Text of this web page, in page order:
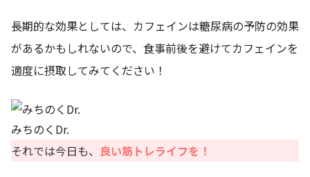
長期的な効果としては、カフェインは糖尿病の予防の効果
があるかもしれないので、食事前後を避けてカフェインを
適度に摂取してみてください！
みちのくDr.
それでは今日も、 良い筋トレライフを！